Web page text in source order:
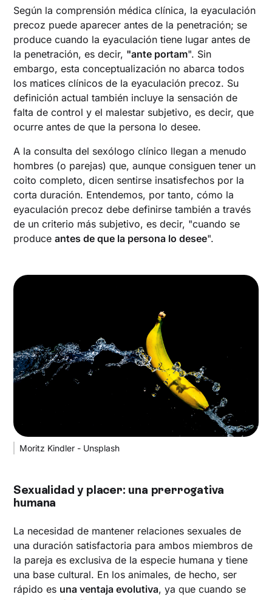
Según la comprensión médica clínica, la eyaculación
precoz puede aparecer antes de la penetración; se
produce cuando la eyaculación tiene lugar antes de
la penetración, es decir, "ante portam". Sin
embargo, esta conceptualización no abarca todos
los matices clínicos de la eyaculación precoz. Su
definición actual también incluye la sensación de
falta de control y el malestar subjetivo, es decir, que
ocurre antes de que la persona lo desee.
A la consulta del sexólogo clínico llegan a menudo
hombres (o parejas) que, aunque consiguen tener un
coito completo, dicen sentirse insatisfechos por la
corta duración. Entendemos, por tanto, cómo la
eyaculación precoz debe definirse también a través
de un criterio más subjetivo, es decir, "cuando se
produceantes de que la persona lo desee".
Moritz Kindler - Unsplash
‍Sexualidad y placer: una prerrogativa
humana
La necesidad de mantener relaciones sexuales de
una duración satisfactoria para ambos miembros de
la pareja es exclusiva de la especie humana y tiene
una base cultural. En los animales, de hecho, ser
rápido es una ventaja evolutiva, ya que cuando se